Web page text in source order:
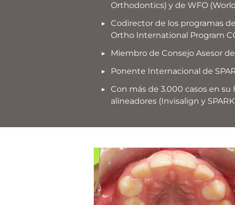
Orthodontics) y de WFO
Codirector de los programas
Ortho International Program
Miembro de Consejo Asesor
Ponente Internacional de
Con más de 3.000 casos en
alineadores (Invisalign y